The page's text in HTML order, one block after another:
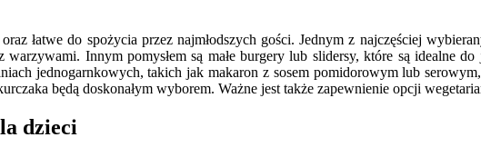
łatwe do spożycia przez najmłodszych gości. Jednym z najczęściej
Innym pomysłem są małe burgery lub slidersy, które są idealne
jednogarnkowych, takich jak makaron z sosem pomidorowym lub
będą doskonałym wyborem. Ważne jest także zapewnienie opcji
dzieci